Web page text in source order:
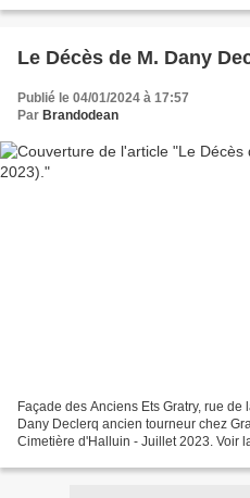
Le Décès de M. Dany
Publié le 04/01/2024 à 17:57
Par Brandodean
Façade des Anciens Ets Gratry, rue de
Dany Declerq ancien tourneur chez
Cimetière d'Halluin - Juillet 2023. Voir